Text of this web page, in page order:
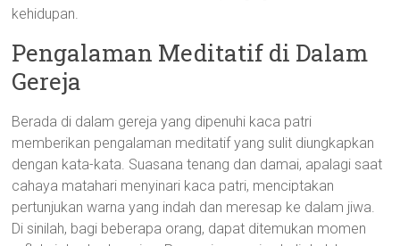
kehidupan.
Pengalaman Meditatif di Dalam
Gereja
Berada di dalam gereja yang dipenuhi kaca patri
memberikan pengalaman meditatif yang sulit diungkapkan
dengan kata-kata. Suasana tenang dan damai, apalagi saat
cahaya matahari menyinari kaca patri, menciptakan
pertunjukan warna yang indah dan meresap ke dalam jiwa.
Di sinilah, bagi beberapa orang, dapat ditemukan momen